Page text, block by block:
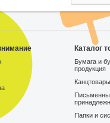
Каталог
Бумага и
продукция
Папки и